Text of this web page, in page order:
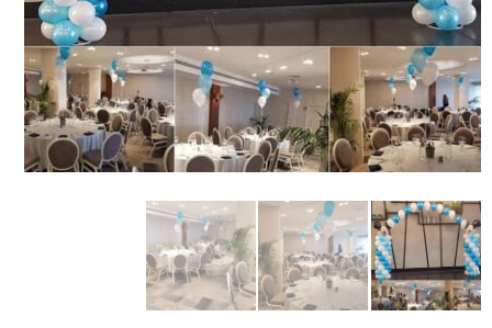
זר מתוק
בלונים בראשון לציון
מתנות בראשון לציון
תשלום
מחירון משלוחי בלונים